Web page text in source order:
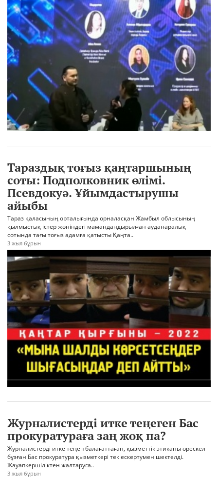
Тараздық тоғыз қаңтаршының
соты: Подполковник өлімі.
Псевдокуә. Ұйымдастырушы
айыбы
Тараз қаласының орталығында орналасқан Жамбыл облысының
қылмыстық істер жөніндегі мамандандырылған ауданаралық
сотында тағы тоғыз адамға қатысты Қаңта..
3 жыл бұрын
Журналистерді итке теңеген Бас
прокуратураға заң жоқ па?
Журналистерді итке теңеп балағаттаған, қызметтік этиканы өрескел
бұзған Бас прокуратура қызметкері тек ескертумен шектелді.
Жауапкершіліктен жалтаруға..
3 жыл бұрын